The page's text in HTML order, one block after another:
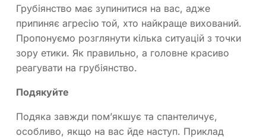
Грубіянство має зупинитися на вас, адже
припиняє агресію той, хто найкраще вихований.
Пропонуємо розглянути кілька ситуацій з точки
зору етики. Як правильно, а головне красиво
реагувати на грубіянство.
Подякуйте
Подяка завжди пом’якшує та спантеличує,
особливо, якщо на вас йде наступ. Приклад